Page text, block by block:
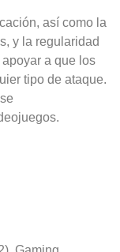
así como la
y la regularidad
a que los
tipo de ataque.